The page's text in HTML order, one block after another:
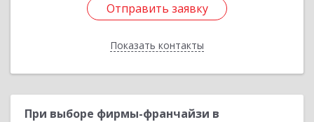
Отправить заявку
Показать контакты
Отправить заявку
Назад
При выборе фирмы-франчайзи в